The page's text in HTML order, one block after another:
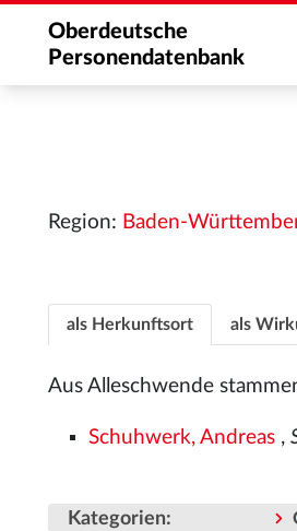
Oberdeutsche
Personendatenbank
Region: Baden-
als Herkunftsort als
Aus Alleschwende
Schuhwerk, Andreas ,
Kategorien: